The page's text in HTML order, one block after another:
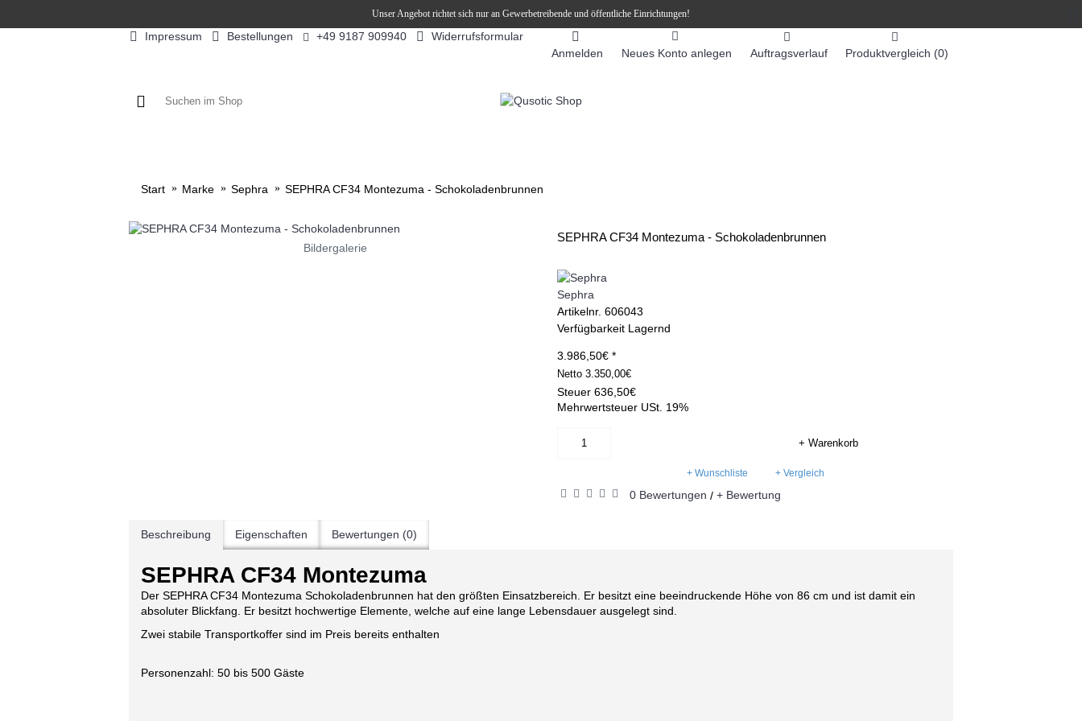
Unser Angebot richtet sich nur an Gewerbetreibende und öffentliche Einrichtungen!
Impressum Bestellungen +49 9187 909940
Widerrufsformular
Anmelden
Neues Konto anlegen Auftragsverlauf Produktvergleich (0)
Start Marke Sephra SEPHRA CF34 Montezuma - Schokoladenbrunnen
Bildergalerie
SEPHRA CF34 Montezuma - Schokoladenbrunnen
Sephra
Artikelnr. 606043
Verfügbarkeit Lagernd
3.986,50€ *
Netto 3.350,00€
Steuer 636,50€
Mehrwertsteuer USt. 19%
+ Warenkorb
+ Wunschliste + Vergleich
0 Bewertungen / + Bewertung
Beschreibung Eigenschaften Bewertungen (0)
SEPHRA CF34 Montezuma
Der SEPHRA CF34 Montezuma Schokoladenbrunnen hat den größten Einsatzbereich. Er besitzt eine beeindruckende Höhe von 86 cm und ist damit ein
absoluter Blickfang. Er besitzt hochwertige Elemente, welche auf eine lange Lebensdauer ausgelegt sind.
Zwei stabile Transportkoffer sind im Preis bereits enthalten
Personenzahl: 50 bis 500 Gäste